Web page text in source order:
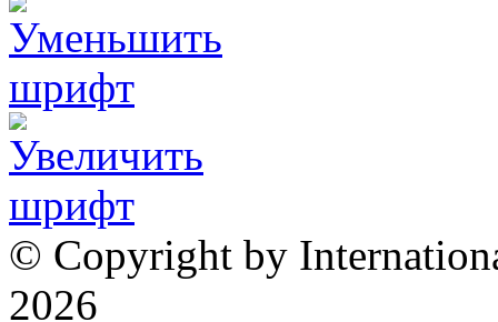
© Copyright by
2026